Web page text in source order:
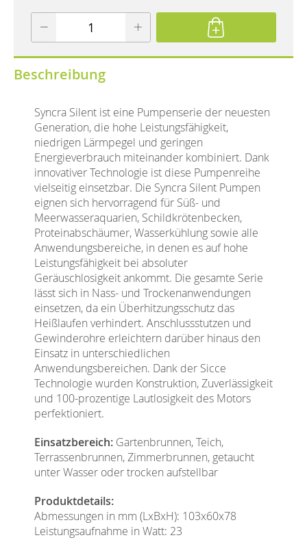
Beschreibung
Syncra Silent ist eine Pumpenserie der neuesten
Generation, die hohe Leistungsfähigkeit,
niedrigen Lärmpegel und geringen
Energieverbrauch miteinander kombiniert. Dank
innovativer Technologie ist diese Pumpenreihe
vielseitig einsetzbar. Die Syncra Silent Pumpen
eignen sich hervorragend für Süß- und
Meerwasseraquarien, Schildkrötenbecken,
Proteinabschäumer, Wasserkühlung sowie alle
Anwendungsbereiche, in denen es auf hohe
Leistungsfähigkeit bei absoluter
Geräuschlosigkeit ankommt. Die gesamte Serie
lässt sich in Nass- und Trockenanwendungen
einsetzen, da ein Überhitzungsschutz das
Heißlaufen verhindert. Anschlussstutzen und
Gewinderohre erleichtern darüber hinaus den
Einsatz in unterschiedlichen
Anwendungsbereichen. Dank der Sicce
Technologie wurden Konstruktion, Zuverlässigkeit
und 100-prozentige Lautlosigkeit des Motors
perfektioniert.
Einsatzbereich: Gartenbrunnen, Teich,
Terrassenbrunnen, Zimmerbrunnen, getaucht
unter Wasser oder trocken aufstellbar
Produktdetails:
Abmessungen in mm (LxBxH): 103x60x78
Leistungsaufnahme in Watt: 23